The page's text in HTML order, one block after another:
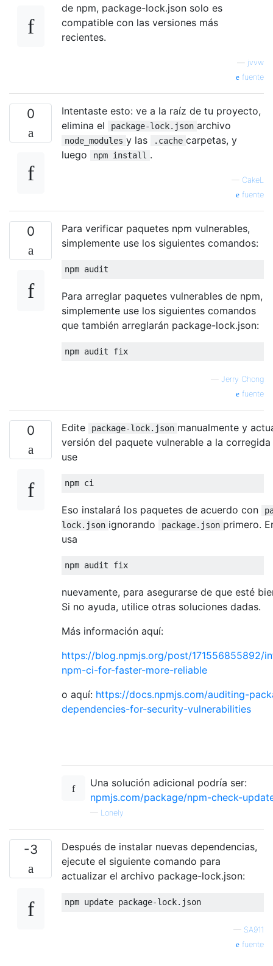
de npm, package-lock.json solo es
compatible con las versiones más
recientes.
jvvw
fuente
0
Intentaste esto: ve a la raíz de tu proyecto,
elimina el
package-lock.json archivo
node_modules y las .cache carpetas, y
luego
npm install .
— CakeL
fuente
0
Para verificar paquetes npm vulnerables,
simplemente use los siguientes comandos:
Para arreglar paquetes vulnerables de npm,
simplemente use los siguientes comandos
que también arreglarán package-lock.json:
— Jerry Chong
fuente
0 Edite package-lock.json manualmente y
versión del paquete vulnerable a la
use
Eso instalará los paquetes de acuerdo con
lock.json ignorando package.json primero.
usa
nuevamente, para asegurarse de que esté
Si no ayuda, utilice otras soluciones dadas.
Más información aquí:
https://blog.npmjs.org/post/171556855892/
npm-ci-for-faster-more-reliable
o aquí: https://docs.npmjs.com/auditing-
dependencies-for-security-vulnerabilities
Una solución adicional podría ser:
npmjs.com/package/npm-check-
— Lonely
-3
Después de instalar nuevas dependencias,
ejecute el siguiente comando para
actualizar el archivo package-lock.json:
— SA911
fuente